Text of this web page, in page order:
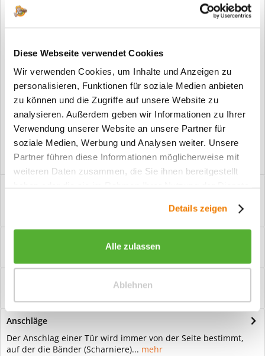
Diese Webseite verwendet Cookies
Wir verwenden Cookies, um Inhalte und Anzeigen zu
personalisieren, Funktionen für soziale Medien anbieten
zu können und die Zugriffe auf unsere Website zu
analysieren. Außerdem geben wir Informationen zu Ihrer
Verwendung unserer Website an unsere Partner für
soziale Medien, Werbung und Analysen weiter. Unsere
Partner führen diese Informationen möglicherweise mit
weiteren Daten zusammen, die Sie ihnen bereitgestellt
Details zeigen
Alle zulassen
Ablehnen
Fragen zum Artikel?
Info:
Dieser Artikel wird gemäß Ihrer
kundenspezifische Anfertigung vom
Widerruf / der Rückgabe
ausgeschlossen.
Vorteile
Kostenloser Versand ab € 2000,- Bestellwert
Versand mit eigener Spedition
Ganzglastür Motiv Flowers 5 Für eine zeitlose Optik: Das
mehr
Anschläge
Der Anschlag einer Tür wird immer von der Seite bestimmt,
auf der die Bänder (Scharniere)... mehr